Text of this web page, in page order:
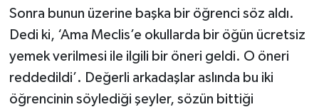
Sonra bunun üzerine başka bir öğrenci söz aldı.
Dedi ki, ‘Ama Meclis’e okullarda bir öğün ücretsiz
yemek verilmesi ile ilgili bir öneri geldi. O öneri
reddedildi’. Değerli arkadaşlar aslında bu iki
öğrencinin söylediği şeyler, sözün bittiği